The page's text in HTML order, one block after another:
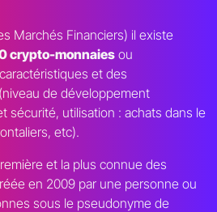
Marchés Financiers) il existe
crypto-monnaies ou
et des
de développement
sécurité, utilisation : achats dans le
etc).
et la plus connue des
en 2009 par une personne ou
sous le pseudonyme de